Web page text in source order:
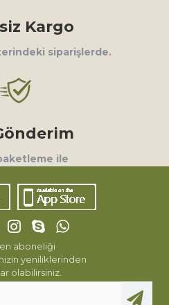
Kargo
siparişlerde.
ile
aboneliği
yeniliklerinden
olabilirsiniz.